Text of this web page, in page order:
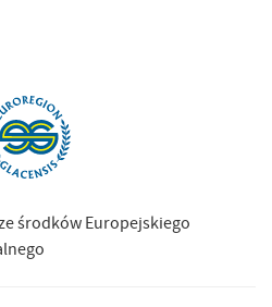
środków Europejskiego